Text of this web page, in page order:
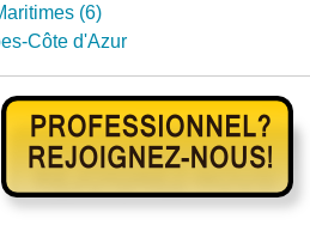
(6)
Côte d'Azur